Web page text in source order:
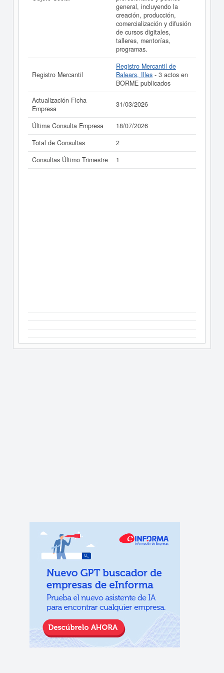
general, incluyendo la
creación, producción,
comercialización y difusión
de cursos digitales,
talleres, mentorías,
programas.
Registro Mercantil
Registro Mercantil de
Balears, Illes - 3 actos en
BORME publicados
Actualización Ficha
Empresa
31/03/2026
Última Consulta Empresa
18/07/2026
Total de Consultas
2
Consultas Último Trimestre
1